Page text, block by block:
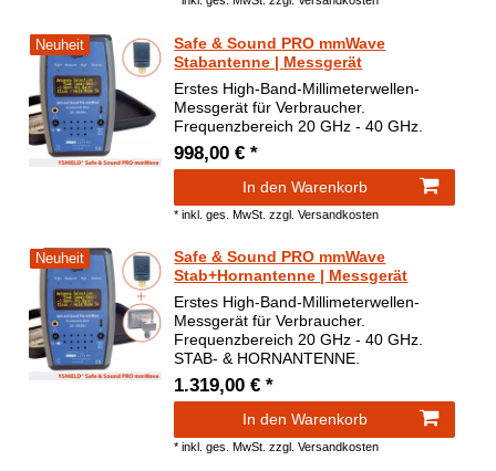
Neuheit
Safe & Sound PRO mmWave
Stabantenne | Messgerät
Erstes High-Band-Millimeterwellen-
Messgerät für Verbraucher.
Frequenzbereich 20 GHz - 40 GHz.
998,00 € *
In den Warenkorb
*inkl. ges. MwSt. zzgl.Versandkosten
Neuheit
Safe & Sound PRO mmWave
Stab+Hornantenne | Messgerät
Erstes High-Band-Millimeterwellen-
Messgerät für Verbraucher.
Frequenzbereich 20 GHz - 40 GHz.
STAB- & HORNANTENNE.
1.319,00 € *
In den Warenkorb
*inkl. ges. MwSt. zzgl.Versandkosten